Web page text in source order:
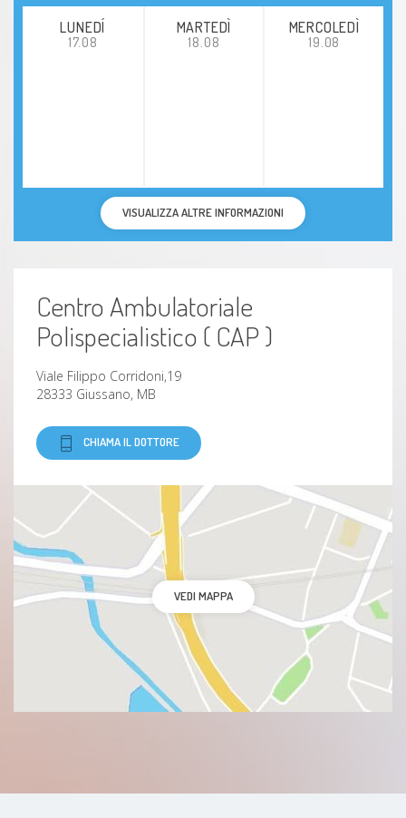
LUNEDÍ
17.08
MARTEDÌ
18.08
MERCOLEDÌ
19.08
VISUALIZZA ALTRE INFORMAZIONI
Centro Ambulatoriale
Polispecialistico ( CAP )
Viale Filippo Corridoni,19
28333 Giussano, MB
CHIAMA IL DOTTORE
VEDI MAPPA